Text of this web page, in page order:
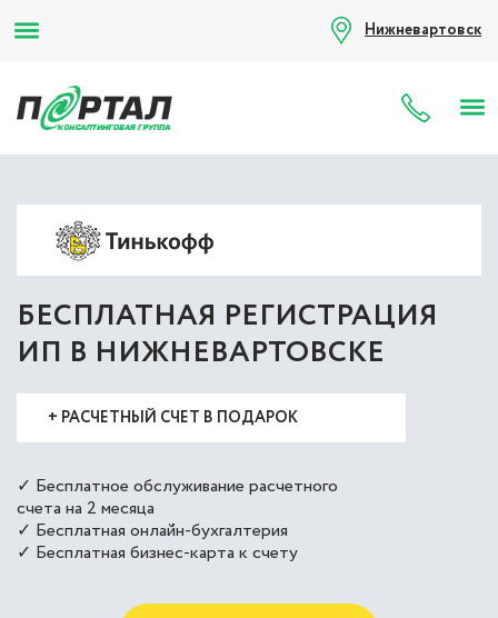
Нижневартовск
8
БЕСПЛАТНАЯ РЕГИСТРАЦИЯ
ИП В НИЖНЕВАРТОВСКЕ
+ РАСЧЕТНЫЙ СЧЕТ В ПОДАРОК
✓ Бесплатное обслуживание расчетного
счета на 2 месяца
✓ Бесплатная онлайн-бухгалтерия
✓ Бесплатная бизнес-карта к счету